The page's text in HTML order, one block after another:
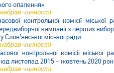
опалення»
чинності
контрольної комісії
кампанії з перших
міської ради
чинності
контрольної комісії міської
листопад 2015 – жовтень 2020
чинності